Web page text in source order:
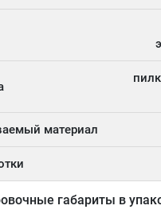
материал
габариты в